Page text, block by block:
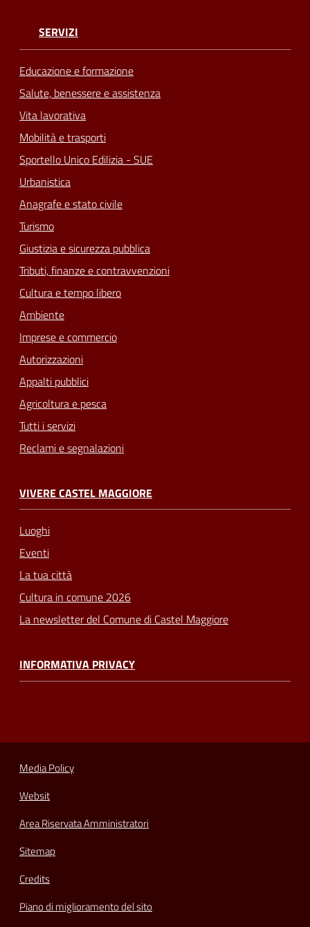
SERVIZI
Educazione e formazione
Salute, benessere e assistenza
Vita lavorativa
Mobilità e trasporti
Sportello Unico Edilizia - SUE
Urbanistica
Anagrafe e stato civile
Turismo
Giustizia e sicurezza pubblica
Tributi, finanze e contravvenzioni
Cultura e tempo libero
Ambiente
Imprese e commercio
Autorizzazioni
Appalti pubblici
Agricoltura e pesca
Tutti i servizi
Reclami e segnalazioni
VIVERE CASTEL MAGGIORE
Luoghi
Eventi
La tua città
Cultura in comune 2026
La newsletter del Comune di Castel Maggiore
INFORMATIVA PRIVACY
Media Policy
Websit
Area Riservata Amministratori
Sitemap
Credits
Piano di miglioramento del sito